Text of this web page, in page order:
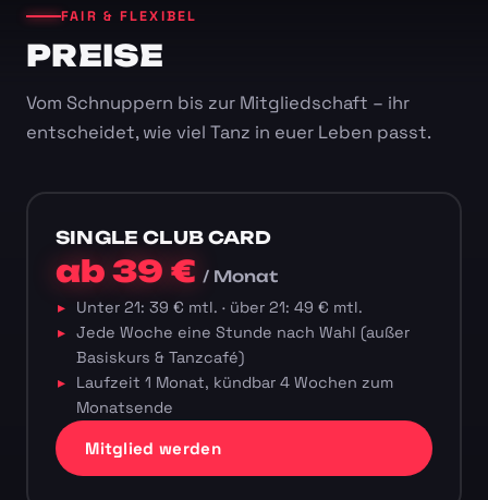
FAIR & FLEXIBEL
PREISE
Vom Schnuppern bis zur Mitgliedschaft – ihr
entscheidet, wie viel Tanz in euer Leben passt.
SINGLE CLUB CARD
ab 39 €/ Monat
Unter 21: 39 € mtl. · über 21: 49 € mtl.
Jede Woche eine Stunde nach Wahl (außer
Basiskurs & Tanzcafé)
Laufzeit 1 Monat, kündbar 4 Wochen zum
Monatsende
Mitglied werden